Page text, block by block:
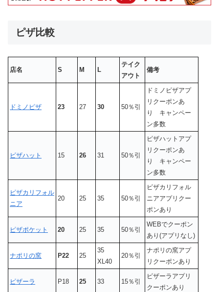
ピザ比較
店名 S M L
テイク
アウト
備考
ドミノピザ 23 27 30 50％引
ドミノピザアプ
リクーポンあ
り キャンペー
ン多数
ピザハット 15 26 31 50％引
ピザハットアプ
リクーポンあ
り キャンペー
ン多数
ピザカリフォル
ニア
20 25 35 50％引
ピザカリフォル
ニアアプリクー
ポンあり
ピザポケット 20 25 35 50％引
WEBでクーポン
あり(アプリなし)
ナポリの窯 P22 25
35
XL40
20％引
ナポリの窯アプ
リクーポンあり
ピザーラ P18 25 33 15％引
ピザーラアプリ
クーポンあり